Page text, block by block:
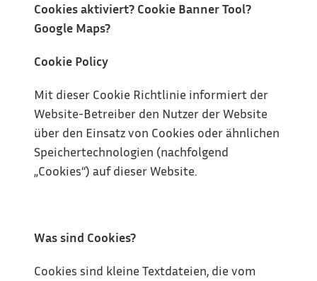
Cookies aktiviert? Cookie Banner Tool?
Google Maps?
Cookie Policy
Mit dieser Cookie Richtlinie informiert der
Website-Betreiber den Nutzer der Website
über den Einsatz von Cookies oder ähnlichen
Speichertechnologien (nachfolgend
„Cookies“) auf dieser Website.
Was sind Cookies?
Cookies sind kleine Textdateien, die vom